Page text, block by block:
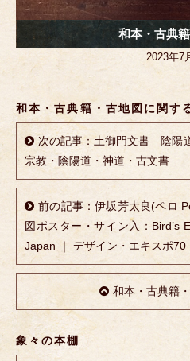
和本・古典
2023年7
和本・古典籍・古地図に関す
次の記事：土御門文書 陰
宗教・陰陽道・神道・古文書
前の記事：伊坂芳太良(ペロ
図ポスター・サイン入：Bird’s
Japan ｜ デザイン・エキスポ70
和本・古典籍
象々の本棚